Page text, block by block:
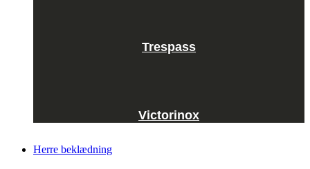
Trespass
Victorinox
Herre beklædning